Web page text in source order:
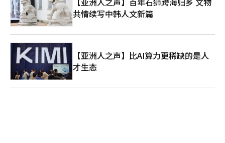
共情续写中韩人文新篇
【亚洲人之声】比AI算力更稀缺的是人
才生态